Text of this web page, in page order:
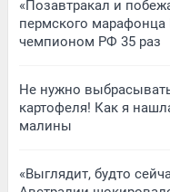
«Позавтракал и
пермского
чемпионом РФ 35 раз
Не нужно
картофеля! Как я
малины
«Выглядит, будто